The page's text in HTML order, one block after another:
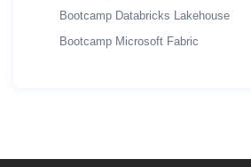
Bootcamp Databricks Lakehouse
Bootcamp Microsoft Fabric